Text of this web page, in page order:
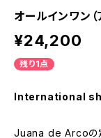
オールインワン
¥24,200
残り1点
International
Juana de Arcoの